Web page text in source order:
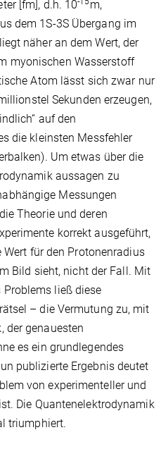
[fm], d.h. 10
m,
dem 1S-3S Übergang im
näher an dem Wert, der
myonischen Wasserstoff
Atom lässt sich zwar nur
Sekunden erzeugen,
auf den
die kleinsten Messfehler
Um etwas über die
aussagen zu
Messungen
Theorie und deren
korrekt ausgeführt,
für den Protonenradius
Bild sieht, nicht der Fall. Mit
ließ diese
– die Vermutung zu, mit
der genauesten
es ein grundlegendes
publizierte Ergebnis deutet
von experimenteller und
Die Quantenelektrodynamik
triumphiert.